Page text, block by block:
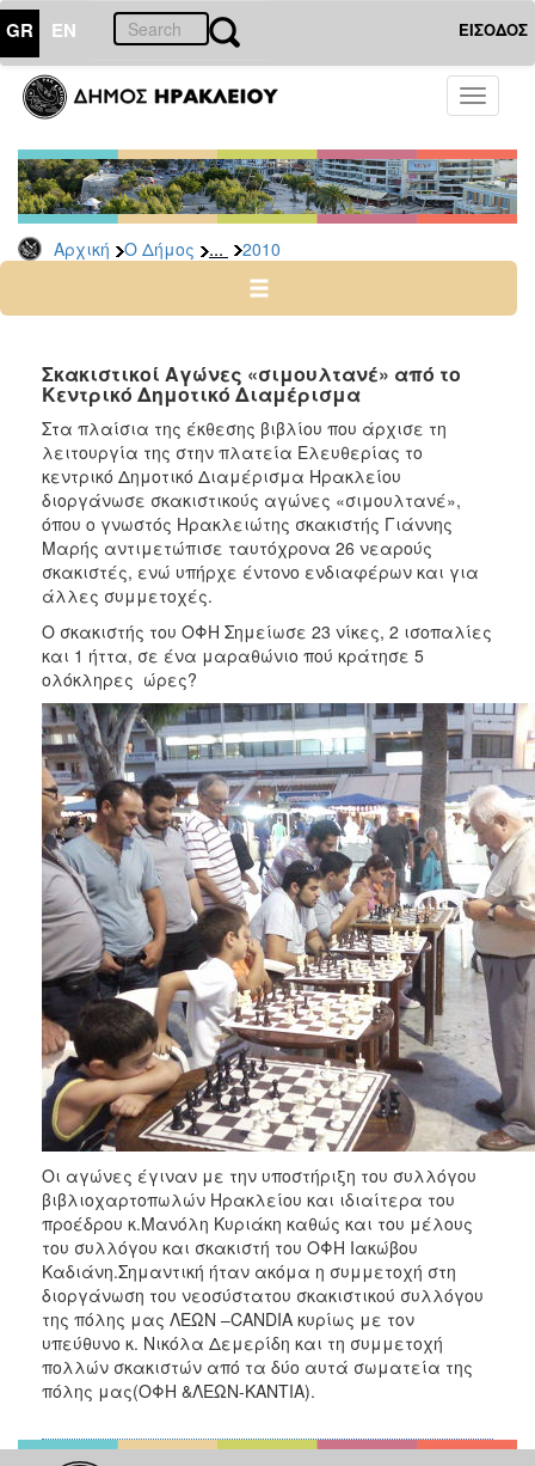
GR EN ΕΙΣΟΔΟΣ
Toggle
Αρχική Ο Δήμος ... 2010
ΔΗΜΟΣ
Δελτία
Τύπου
Αρχείο
2026
2024
2022
2021
2020
2019
2018
2017
2016
2015
2013
2012
2011
2010
2006
ΤΟΠΟΣ
ΠΟΛΙΤΙΣΜΟΣ
ΑΝΘΕΚΤΙΚΗ
ΠΟΛΗ
Σκακιστικοί Αγώνες «σιμουλτανέ» από το
Κεντρικό Δημοτικό Διαμέρισμα
Στα πλαίσια της έκθεσης βιβλίου που άρχισε τη
λειτουργία της στην πλατεία Ελευθερίας το
κεντρικό Δημοτικό Διαμέρισμα Ηρακλείου
διοργάνωσε σκακιστικούς αγώνες «σιμουλτανέ»,
όπου ο γνωστός Ηρακλειώτης σκακιστής Γιάννης
Μαρής αντιμετώπισε ταυτόχρονα 26 νεαρούς
σκακιστές, ενώ υπήρχε έντονο ενδιαφέρων και για
άλλες συμμετοχές.
Ο σκακιστής του ΟΦΗ Σημείωσε 23 νίκες, 2 ισοπαλίες
και 1 ήττα, σε ένα μαραθώνιο πού κράτησε 5
ολόκληρες ώρες?
Οι αγώνες έγιναν με την υποστήριξη του συλλόγου
βιβλιοχαρτοπωλών Ηρακλείου και ιδιαίτερα του
προέδρου κ.Μανόλη Κυριάκη καθώς και του μέλους
του συλλόγου και σκακιστή του ΟΦΗ Ιακώβου
Καδιάνη.Σημαντική ήταν ακόμα η συμμετοχή στη
διοργάνωση του νεοσύστατου σκακιστικού συλλόγου
της πόλης μας ΛΕΩΝ –CANDIA κυρίως με τον
υπεύθυνο κ. Νικόλα Δεμερίδη και τη συμμετοχή
πολλών σκακιστών από τα δύο αυτά σωματεία της
πόλης μας(ΟΦΗ &ΛΕΩΝ-ΚΑΝΤΙΑ).